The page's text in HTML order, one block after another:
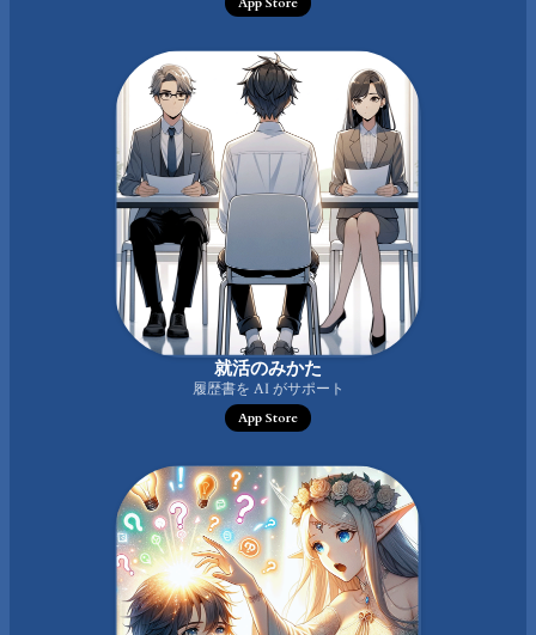
就活のみかた
履歴書を AI がサポート
App Store